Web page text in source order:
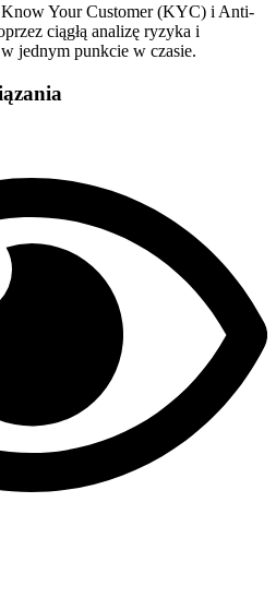
Your Customer (KYC) i Anti-
ciągłą analizę ryzyka i
jednym punkcie w czasie.